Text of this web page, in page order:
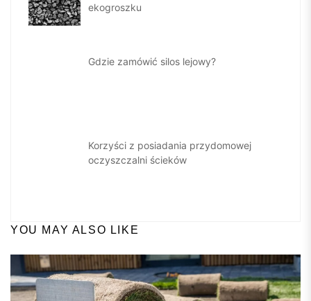
ekogroszku
Gdzie zamówić silos lejowy?
Korzyści z posiadania przydomowej
oczyszczalni ścieków
YOU MAY ALSO LIKE